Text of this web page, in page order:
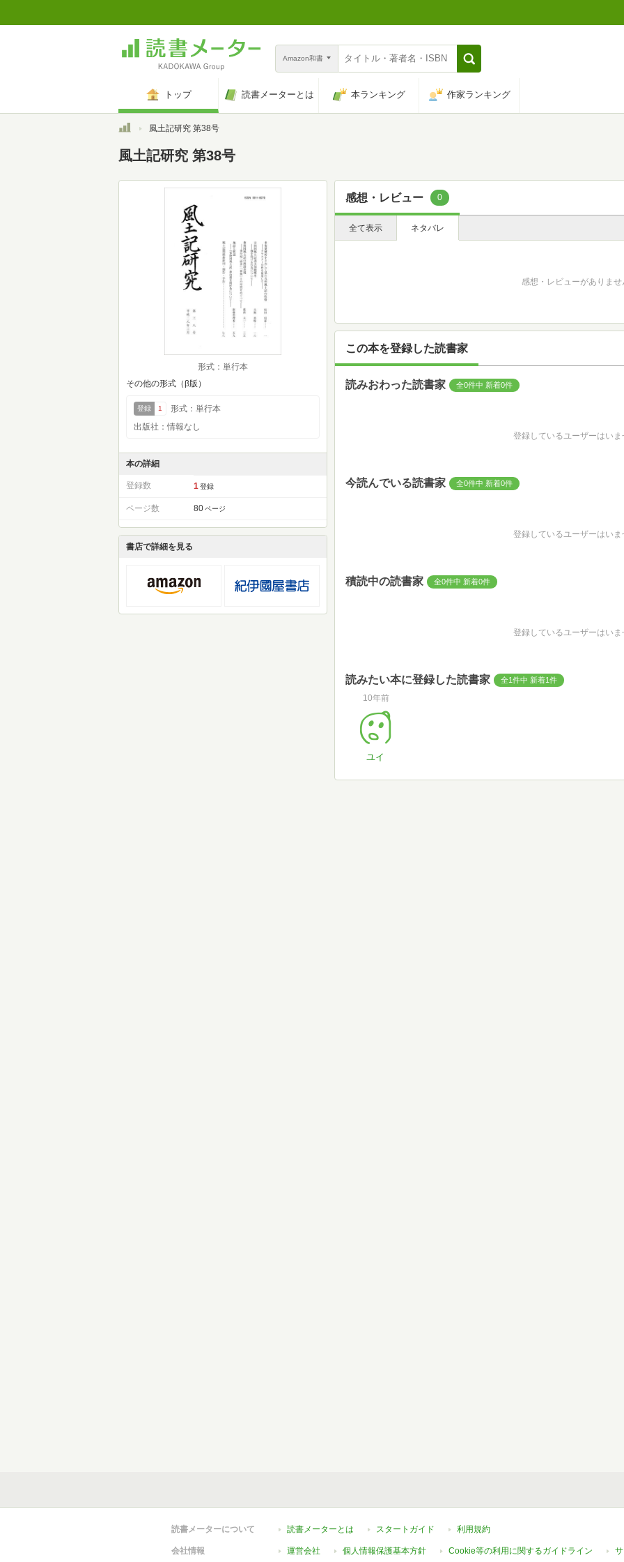
Amazon和書
トップ 読書メーターとは 本ランキング 作家ランキング
トップ風土記研究 第38号
風土記研究 第38号
形式：単行本
その他の形式（β版）
登録 1
形式：単行本
出版社：情報なし
本の詳細
登録数 1 登録
ページ数 80 ページ
書店で詳細を見る
感想・レビュー 0
全て表示 ネタバレ
感想・レビューがありませ
この本を登録した読書家
読みおわった読書家 全0件中 新着0件
登録しているユーザーはいま
今読んでいる読書家 全0件中 新着0件
登録しているユーザーはいま
積読中の読書家 全0件中 新着0件
登録しているユーザーはいま
読みたい本に登録した読書家 全1件中 新着1件
10年前
ユイ
読書メーターについて 読書メーターとは スタートガイド 利用規約
会社情報 運営会社 個人情報保護基本方針 Cookie等の利用に関するガイドライン